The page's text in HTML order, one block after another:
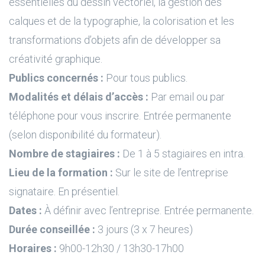
calques et de la typographie, la colorisation et les
transformations d’objets afin de développer sa
créativité graphique.
Publics concernés : Pour tous publics.
Modalités et délais d’accès : Par email ou par
téléphone pour vous inscrire. Entrée permanente
(selon disponibilité du formateur).
Nombre de stagiaires : De 1 à 5 stagiaires en intra.
Lieu de la formation : Sur le site de l’entreprise
signataire. En présentiel.
Dates : À définir avec l’entreprise. Entrée permanente.
Durée conseillée : 3 jours (3 x 7 heures)
Horaires : 9h00-12h30 / 13h30-17h00